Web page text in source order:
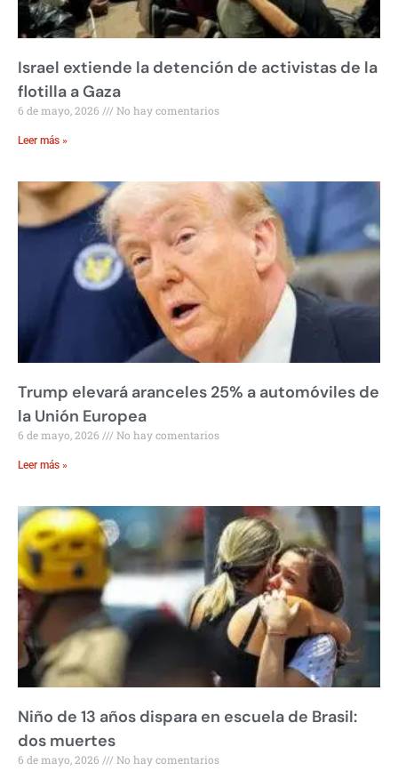
Israel extiende la detención de activistas de la
flotilla a Gaza
6 de mayo, 2026 No hay comentarios
Leer más »
Trump elevará aranceles 25% a automóviles de
la Unión Europea
6 de mayo, 2026 No hay comentarios
Leer más »
Niño de 13 años dispara en escuela de Brasil:
dos muertes
6 de mayo, 2026 No hay comentarios